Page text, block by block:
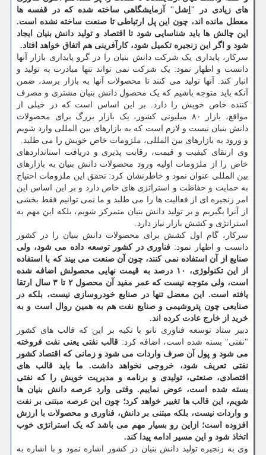
های زیادی در "اِشل" آزمایشگاهی ساخته شده که در قفسه ها
معطل مانده اند، چون این پل ارتباطی تا صنعت ساخته نشده است.
این چالش ها باید شناسایی شود تا اقتصاد و تولید دانش بنیان ایجاد
شود و اگر این زنجیره تکمیل شود، کارآفرینی هم اتفاق خواهد افتاد.
سرکار، پایداری یک شرکت دانش بنیان را در گرو پایداری بازار آنها
دانست و اظهار نمود: یک شرکت نمی تواند تنها مبادرت به تولید و
انبار کند. آنها تولید می کنند تا محصولات آنها به بازار برسد، ضمن
آنکه باید متوجه باشیم که یک محصول دانش بنیان مشتری و مصرف
کننده خاص خویش را دارد. بر این اساس است که در خیلی از
مواقع، بازار ۸۰ میلیونی کشور، یک بازار بزرگ برای محصولات
دانش بنیان نیست و لازم است که به بازارهای بین المللی وارد شویم
و ورود به بازارهای بین المللی، ملزومات خاص خویش را می طلبد.
وی ارتقای کیفیت و قیمت، رقابت پذیری و دریافت استانداردهای
خاص را از ملزومات اولیه ورود محصولات دانش بنیان به بازارهای
بین المللی عنوان نمود و خاطرنشان کرد: تحقق این ملزومات احتیاج
به حمایت و حفاظت و استراتژی های خاص دارد و بر این اساس این
امر زنجیره ای از فعالیت ها را می طلبد و ما نمی توانیم فقط بخشی
از آنرا بگیریم و بر تولید دانش بنیان متمرکز شویم، بلکه این مهم به
استراتژی و کشش بازار نیاز دارد.
سرکار، گام اول کشش برای محصولات دانش بنیان را در کشور
دانست و اظهار نمود: فناوری در کشور توسعه داده می شود، ولی
صنایع از آن استفاده نمی کنند، چون آن صنعت می بیند که با استفاده
از این تکنولوژی، ۱۰ درصد به قیمت نهایی محصولش اضافه شده
است، ولی متوجه نیست که عمر مفید آن محصول ۲ تا ۳ سال ارتقا
یافته است. این معضل تنها در صنایع خودروسازی نیست، بلکه در
صنایعی چون پتروشیمی و صنایع نفت هم به همین روال است و به
خرید از خارج عادت کرده اند.
دبیر ستاد توسعه فناوری نانو با تکیه بر این که قالب های کشور
"نفتی" بسته شده است، اضافه کرد: قالب نفتی یعنی نفت فروخته
می شود و پول آن صرف واردات می شود و زمانی که اقتصاد کشور
نفتی تعریف شود، خروجی نخواهد داشت. ما باید قالب های
اقتصادی، صنعتی، تولیدی و برنامه و مدیریت خویش را که نفتی
بسته شده است، عوض نماییم. وقتی وارد عرصه دانش بنیان ها
شویم، این قالب ها تغییر خواهد کرد؛ چون این عرصه مبتنی بر نفت
و واردات نیست، بلکه مبتنی بر دانش، فناوری و محصولات با ارزش
افزوده است؛ ازاین رو بسیار مهم می باشد که یک استراتژی خوب
اتخاذ شود و این مسیر ادامه پیدا کند.
وی به زنجیره تولید دانش بنیان در کشور اشاره نمود و با اشاره به